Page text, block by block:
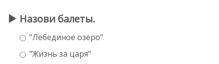
Назови балеты.
"Лебединое озеро"
"Жизнь за царя"